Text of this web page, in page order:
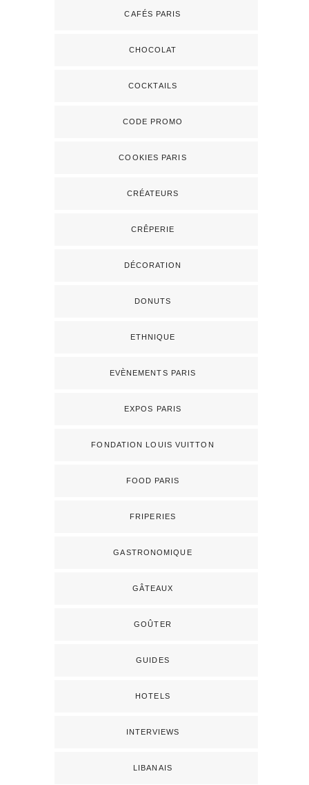
CAFÉS PARIS
CHOCOLAT
COCKTAILS
CODE PROMO
COOKIES PARIS
CRÉATEURS
CRÊPERIE
DÉCORATION
DONUTS
ETHNIQUE
EVÈNEMENTS PARIS
EXPOS PARIS
FONDATION LOUIS VUITTON
FOOD PARIS
FRIPERIES
GASTRONOMIQUE
GÂTEAUX
GOÛTER
GUIDES
HOTELS
INTERVIEWS
LIBANAIS